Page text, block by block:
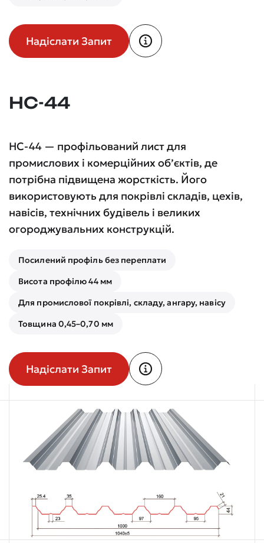
Надіслати Запит
НС-44
НС-44 — профільований лист для
промислових і комерційних об’єктів, де
потрібна підвищена жорсткість. Його
використовують для покрівлі складів, цехів,
навісів, технічних будівель і великих
огороджувальних конструкцій.
Посилений профіль без переплати
Висота профілю 44 мм
Для промислової покрівлі, складу, ангару, навісу
Товщина 0,45–0,70 мм
Надіслати Запит